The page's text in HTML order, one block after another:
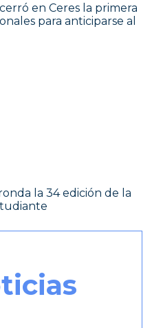
en Ceres la primera
para anticiparse al
la 34 edición de la